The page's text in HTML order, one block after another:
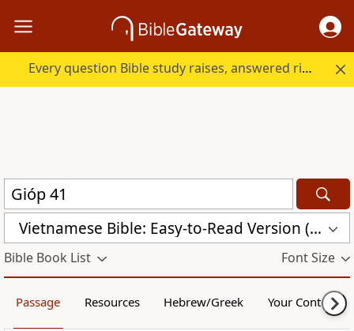
Every question Bible study raises, answered right here.
Vietnamese Bible: Easy-to-Read Version (BPT)
Bible Book List Font Size
Passage Resources Hebrew/Greek Your Content